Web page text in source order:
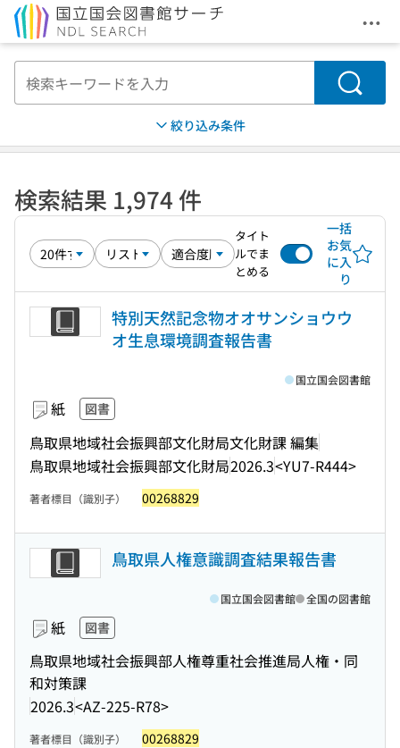
メ
検索
絞り込み条件
検索結果 1,974 件
タイト
ルでま
とめる
一括
お気
に入
り
特別天然記念物オオサンショウウ
オ生息環境調査報告書
紙 図書
鳥取県地域社会振興部文化財局文化財課 編集
鳥取県地域社会振興部文化財局2026.3<YU7-R444>
国立国会図書館
著者標目（識別子） 00268829
鳥取県人権意識調査結果報告書
紙 図書
鳥取県地域社会振興部人権尊重社会推進局人権・同
和対策課
2026.3<AZ-225-R78>
国立国会図書館 全国の図書館
著者標目（識別子） 00268829